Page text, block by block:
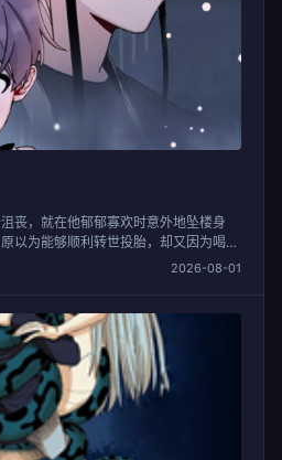
丧，就在他郁郁寡欢时意外地坠楼身
以为能够顺利转世投胎，却又因为喝醉
活着鬼...
2026-08-01